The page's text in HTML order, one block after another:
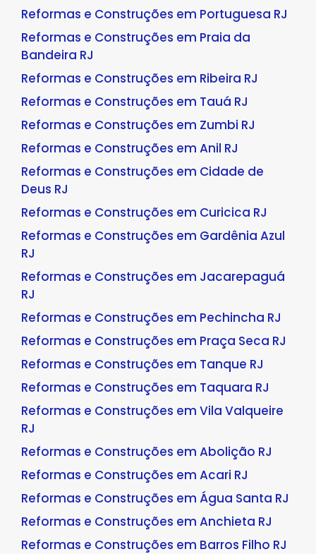
Reformas e Construções em Portuguesa RJ
Reformas e Construções em Praia da
Bandeira RJ
Reformas e Construções em Ribeira RJ
Reformas e Construções em Tauá RJ
Reformas e Construções em Zumbi RJ
Reformas e Construções em Anil RJ
Reformas e Construções em Cidade de
Deus RJ
Reformas e Construções em Curicica RJ
Reformas e Construções em Gardênia Azul
RJ
Reformas e Construções em Jacarepaguá
RJ
Reformas e Construções em Pechincha RJ
Reformas e Construções em Praça Seca RJ
Reformas e Construções em Tanque RJ
Reformas e Construções em Taquara RJ
Reformas e Construções em Vila Valqueire
RJ
Reformas e Construções em Abolição RJ
Reformas e Construções em Acari RJ
Reformas e Construções em Água Santa RJ
Reformas e Construções em Anchieta RJ
Reformas e Construções em Barros Filho RJ